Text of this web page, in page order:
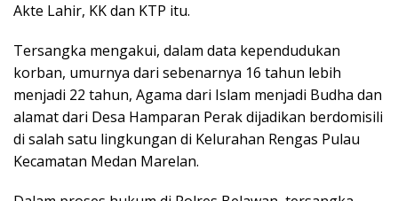
Akte Lahir, KK dan KTP itu.
Tersangka mengakui, dalam data kependudukan
korban, umurnya dari sebenarnya 16 tahun lebih
menjadi 22 tahun, Agama dari Islam menjadi Budha dan
alamat dari Desa Hamparan Perak dijadikan berdomisili
di salah satu lingkungan di Kelurahan Rengas Pulau
Kecamatan Medan Marelan.